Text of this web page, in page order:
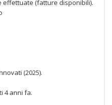
effettuate (fatture disponibili).
(2025).
4 anni fa.